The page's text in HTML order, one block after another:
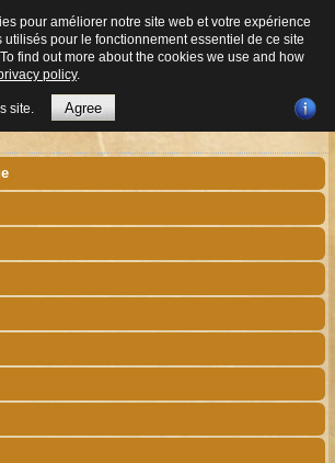
pour améliorer notre site web et votre expérience
pour le fonctionnement essentiel de ce site
find out more about the cookies we use and how
policy.
site. Agree